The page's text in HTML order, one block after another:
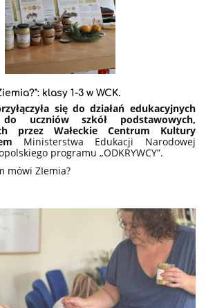
klasy 1-3 w WCK.
się do działań edukacyjnych
do uczniów szkół podstawowych,
przez Wałeckie Centrum Kultury
Ministerstwa Edukacji Narodowej
programu „ODKRYWCY”.
mówi ZIemia?